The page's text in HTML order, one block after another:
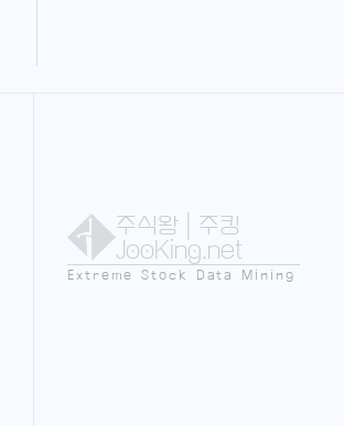
주식왕 | 주킹
JooKing.net
Extreme Stock Data Mining